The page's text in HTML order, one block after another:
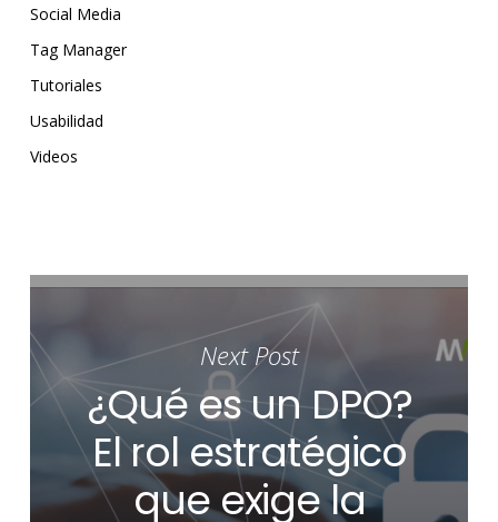
Social Media
Tag Manager
Tutoriales
Usabilidad
Videos
Next Post
¿Qué es un DPO?
El rol estratégico
que exige la